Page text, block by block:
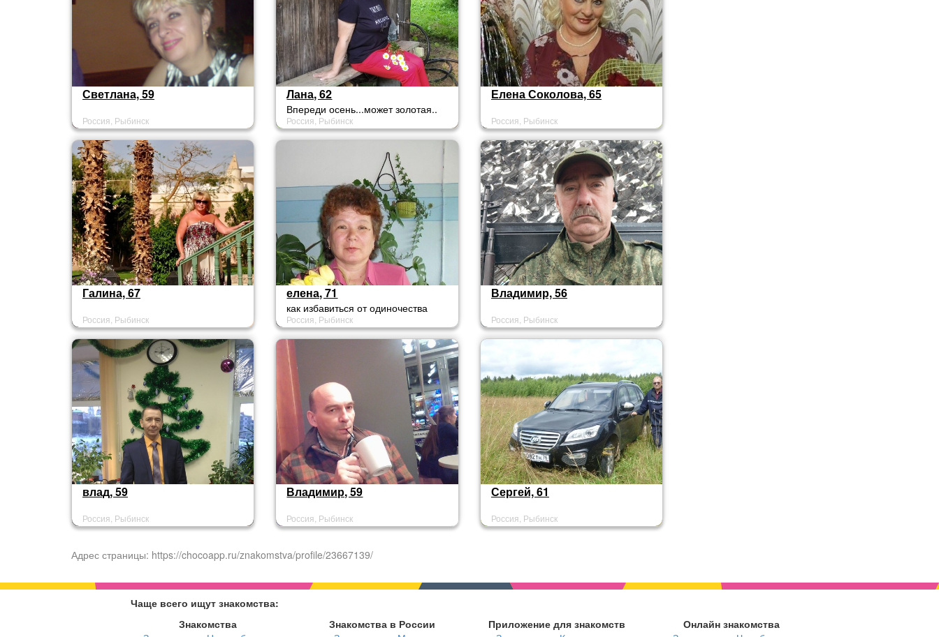
Светлана, 59
Россия, Рыбинск
Лана, 62
Впереди осень...может золотая..
Россия, Рыбинск
Елена Соколова, 65
Россия, Рыбинск
Галина, 67
Россия, Рыбинск
елена, 71
как избавиться от одиночества
Россия, Рыбинск
Владимир, 56
Россия, Рыбинск
влад, 59
Россия, Рыбинск
Владимир, 59
Россия, Рыбинск
Сергей, 61
Россия, Рыбинск
Адрес страницы: https://chocoapp.ru/znakomstva/profile/23667139/
Чаще всего ищут знакомства:
Знакомства
Знакомства в России
Приложение для знакомств
Онлайн знакомства